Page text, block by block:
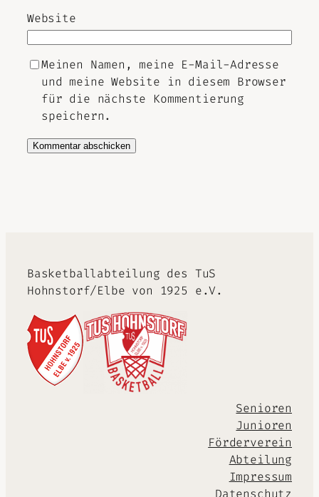
Website
Meinen Namen, meine E-Mail-Adresse
und meine Website in diesem Browser
für die nächste Kommentierung
speichern.
Basketballabteilung des TuS
Hohnstorf/Elbe von 1925 e.V.
Senioren
Junioren
Förderverein
Abteilung
Impressum